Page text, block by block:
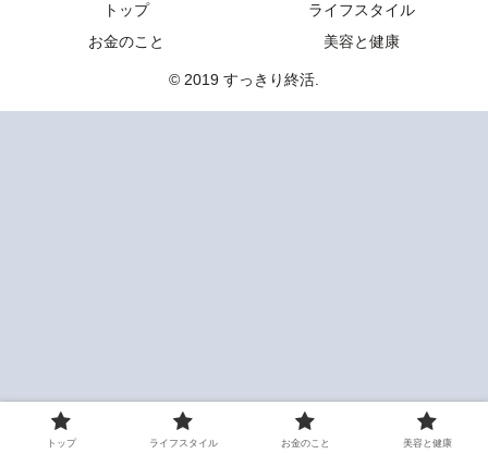
トップ
ライフスタイル
お金のこと
美容と健康
© 2019 すっきり終活.
トップ ライフスタイル お金のこと 美容と健康